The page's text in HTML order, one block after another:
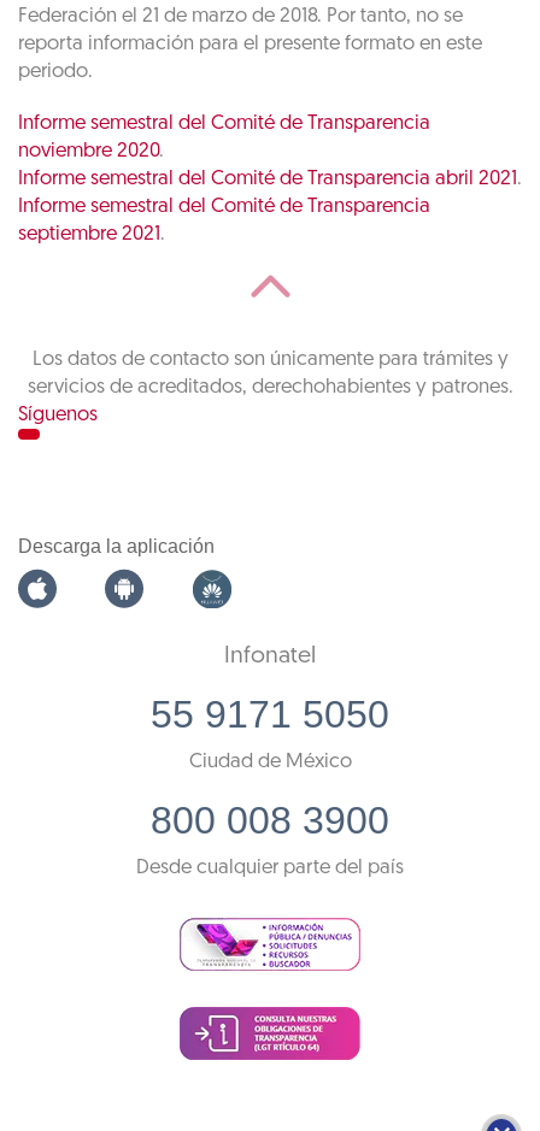
Federación el 21 de marzo de 2018. Por tanto, no se
reporta información para el presente formato en este
periodo.
Informe semestral del Comité de Transparencia
noviembre 2020.
Informe semestral del Comité de Transparencia abril 2021.
Informe semestral del Comité de Transparencia
septiembre 2021.
Los datos de contacto son únicamente para trámites y
servicios de acreditados, derechohabientes y patrones.
Síguenos
Descarga la aplicación
Infonatel
55 9171 5050
Ciudad de México
800 008 3900
Desde cualquier parte del país